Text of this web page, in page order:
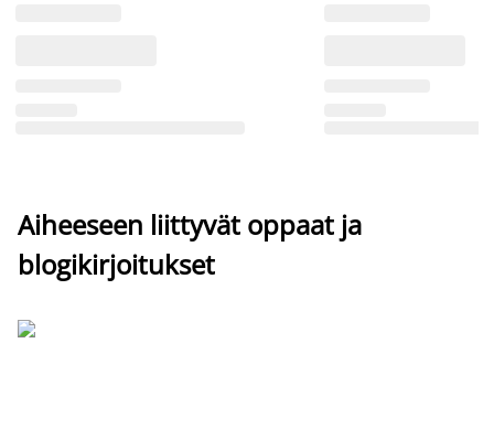
Aiheeseen liittyvät oppaat ja
blogikirjoitukset